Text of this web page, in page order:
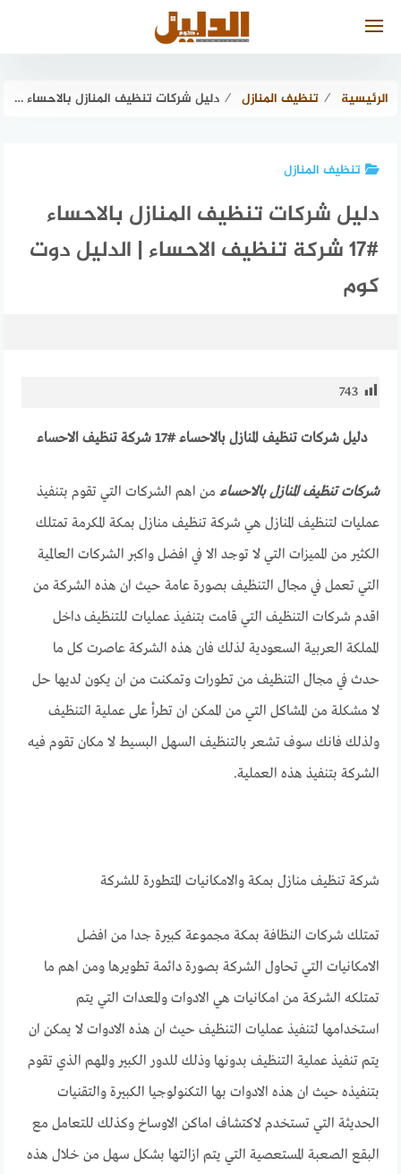
الرئيسية ⁄ تنظيف المنازل ⁄ دليل شركات تنظيف المنازل بالاحساء #17 شركة تنظيف الاحساء | الدليل دوت كوم
تنظيف المنازل
دليل شركات تنظيف المنازل بالاحساء
#17 شركة تنظيف الاحساء | الدليل دوت
كوم
743
دليل شركات تنظيف المنازل بالاحساء #17 شركة تنظيف الاحساء
شركات تنظيف المنازل بالاحساء من اهم الشركات التي تقوم بتنفيذ
عمليات لتنظيف المنازل هي شركة تنظيف منازل بمكة المكرمة تمتلك
الكثير من المميزات التي لا توجد الا في افضل واكبر الشركات العالمية
التي تعمل في مجال التنظيف بصورة عامة حيث ان هذه الشركة من
اقدم شركات التنظيف التي قامت بتنفيذ عمليات للتنظيف داخل
المملكة العربية السعودية لذلك فان هذه الشركة عاصرت كل ما
حدث في مجال التنظيف من تطورات وتمكنت من ان يكون لديها حل
لا مشكلة من المشاكل التي من الممكن ان تطرأ على عملية التنظيف
ولذلك فانك سوف تشعر بالتنظيف السهل البسيط لا مكان تقوم فيه
الشركة بتنفيذ هذه العملية.
شركة تنظيف منازل بمكة والامكانيات المتطورة للشركة
تمتلك شركات النظافة بمكة مجموعة كبيرة جدا من افضل
الامكانيات التي تحاول الشركة بصورة دائمة تطويرها ومن اهم ما
تمتلكه الشركة من امكانيات هي الادوات والمعدات التي يتم
استخدامها لتنفيذ عمليات التنظيف حيث ان هذه الادوات لا يمكن ان
يتم تنفيذ عملية التنظيف بدونها وذلك للدور الكبير والمهم الذي تقوم
بتنفيذه حيث ان هذه الادوات بها التكنولوجيا الكبيرة والتقنيات
الحديثة التي تستخدم لاكتشاف اماكن الاوساخ وكذلك للتعامل مع
البقع الصعبة المستعصية التي يتم ازالتها بشكل سهل من خلال هذه